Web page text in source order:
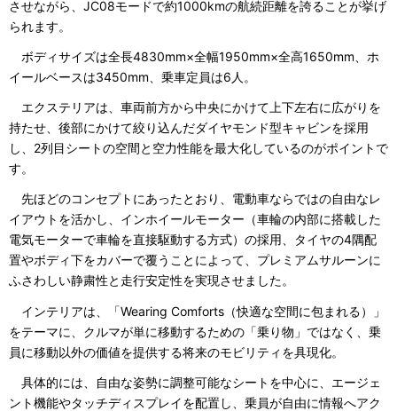
させながら、JC08モードで約1000kmの航続距離を誇ることが挙げ
られます。
ボディサイズは全長4830mm×全幅1950mm×全高1650mm、ホ
イールベースは3450mm、乗車定員は6人。
エクステリアは、車両前方から中央にかけて上下左右に広がりを
持たせ、後部にかけて絞り込んだダイヤモンド型キャビンを採用
し、2列目シートの空間と空力性能を最大化しているのがポイントで
す。
先ほどのコンセプトにあったとおり、電動車ならではの自由なレ
イアウトを活かし、インホイールモーター（車輪の内部に搭載した
電気モーターで車輪を直接駆動する方式）の採用、タイヤの4隅配
置やボディ下をカバーで覆うことによって、プレミアムサルーンに
ふさわしい静粛性と走行安定性を実現させました。
インテリアは、「Wearing Comforts（快適な空間に包まれる）」
をテーマに、クルマが単に移動するための「乗り物」ではなく、乗
員に移動以外の価値を提供する将来のモビリティを具現化。
具体的には、自由な姿勢に調整可能なシートを中心に、エージェ
ント機能やタッチディスプレイを配置し、乗員が自由に情報へアク